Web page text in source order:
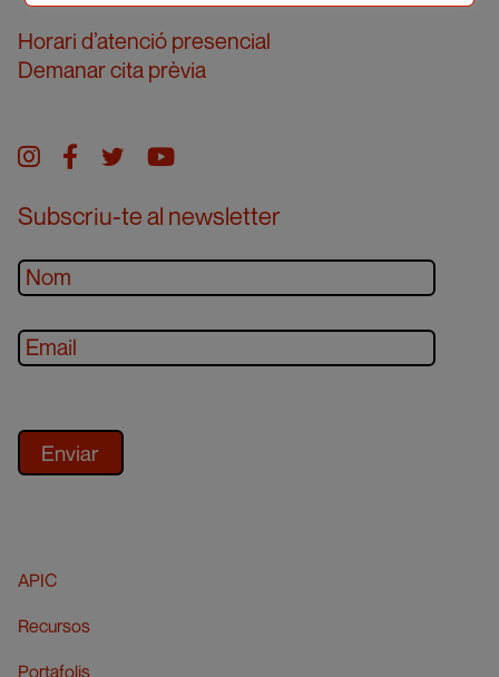
Horari d’atenció presencial
Demanar cita prèvia
Instagram
facebook
twitteryoutube
Subscriu-te al newsletter
APIC
Recursos
Portafolis